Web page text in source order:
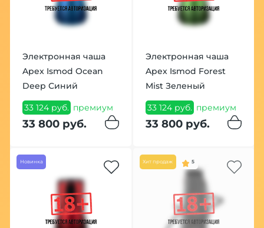
Электронная чаша
Apex Ismod Ocean
Deep Синий
33 124 руб. премиум
33 800 руб.
Электронная чаша
Apex Ismod Forest
Mist Зеленый
33 124 руб. премиум
33 800 руб.
Новинка Хит продаж 5